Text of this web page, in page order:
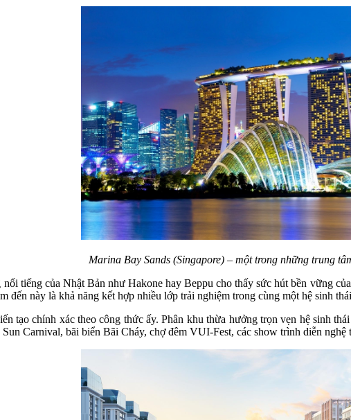
Marina Bay Sands (Singapore) – một trong những trung
tiếng của Nhật Bản như Hakone hay Beppu cho thấy sức hút bền vững
đến này là khả năng kết hợp nhiều lớp trải nghiệm trong cùng một hệ sinh
tạo chính xác theo công thức ấy. Phân khu thừa hưởng trọn vẹn hệ sinh
Carnival, bãi biển Bãi Cháy, chợ đêm VUI-Fest, các show trình diễn